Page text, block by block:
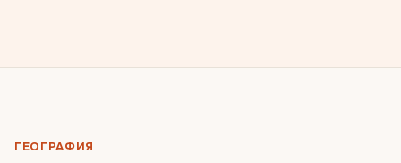
ГЕОГРАФИЯ